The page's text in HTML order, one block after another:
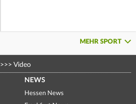
MEHR SPORT
>>> Video
NEWS
Hessen News